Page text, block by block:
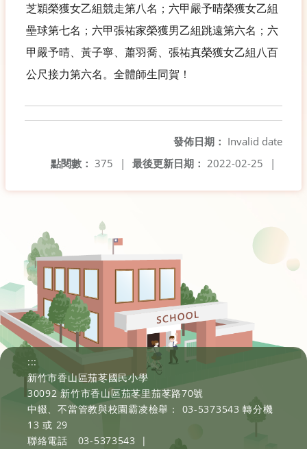
芝穎榮獲女乙組競走第八名；六甲嚴予晴榮獲女乙組
壘球第七名；六甲張祐家榮獲男乙組跳遠第六名；六
甲嚴予晴、黃子寧、蕭羽喬、張祐真榮獲女乙組八百
公尺接力第六名。全體師生同賀！
發佈日期： Invalid date
最後更新日期： 2022-02-25 |
點閱數： 375 |
:::
新竹市香山區茄苳國民小學
30092 新竹市香山區茄苳里茄苳路70號
中輟、不當管教與校園霸凌檢舉： 03-5373543 轉分機
13 或 29
聯絡電話
03-5373543 |